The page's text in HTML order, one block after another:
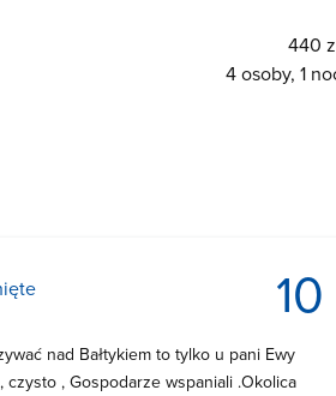
440
4 osoby, 1
10
nad Bałtykiem to tylko u pani Ewy
czysto , Gospodarze wspaniali .Okolica